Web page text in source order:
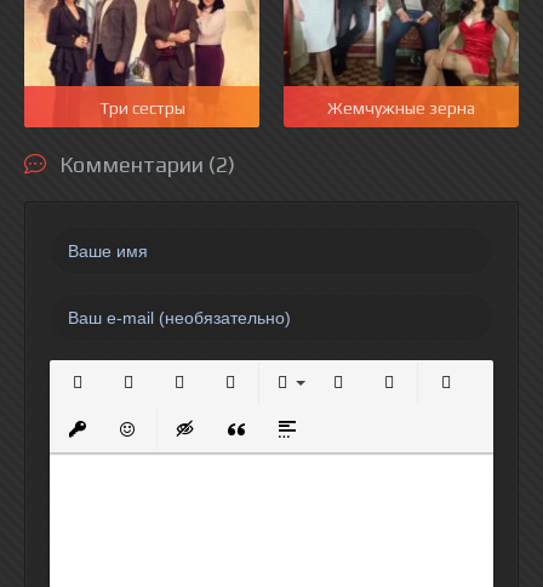
Три сестры Жемчужные зерна
Комментарии (2)
Вставить защищенную ссылку
Вставить смайлик
Вставка скрытого текста
Вставка цитаты
Вставка спойлера